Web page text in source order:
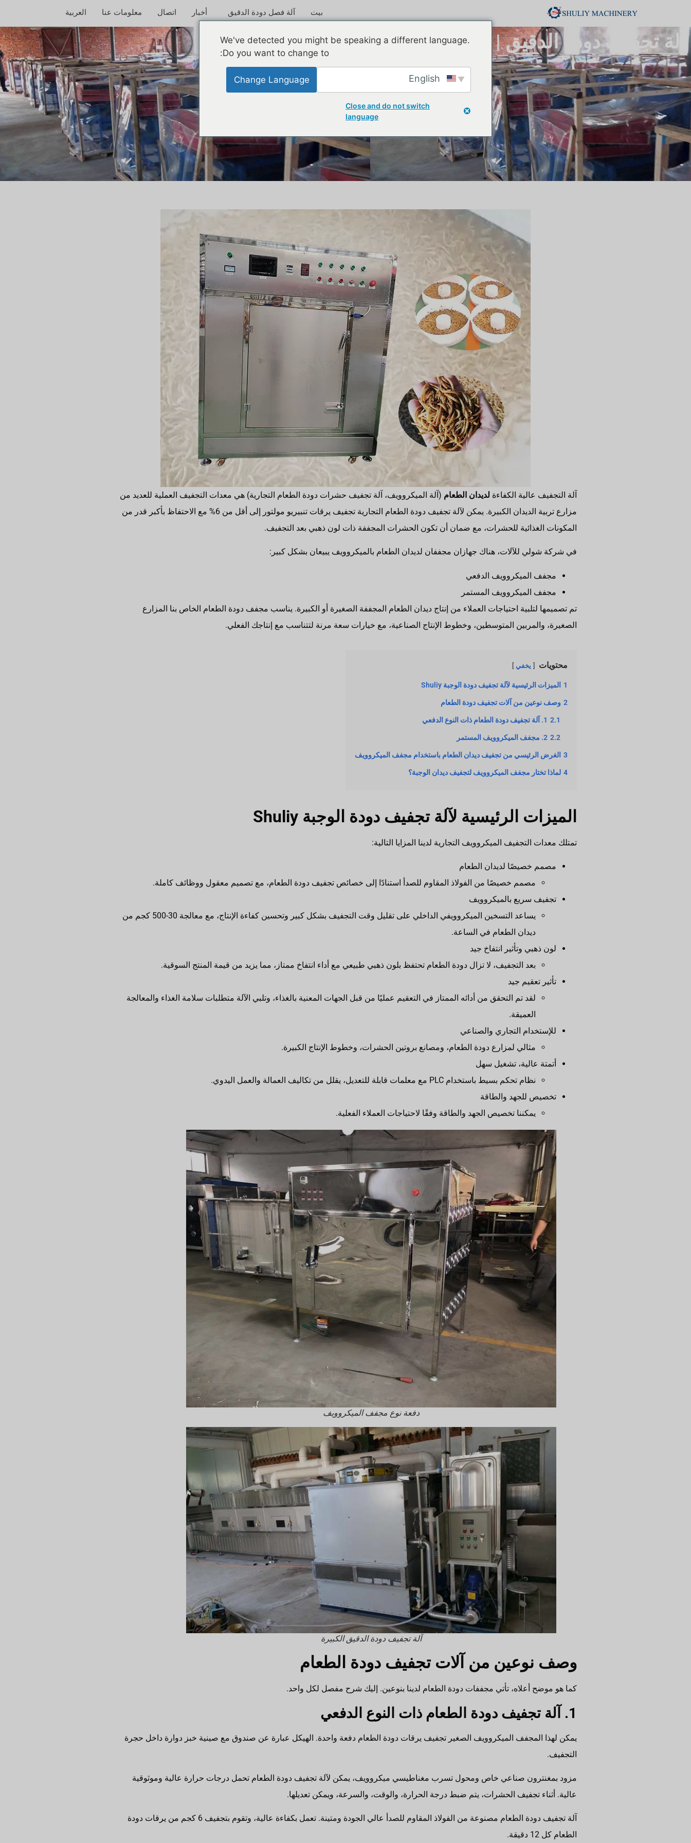
بيت آلة فصل دودة الدقيق أخبار اتصال معلومات عنا العربية
آلة تجفيف دودة الدقيق | مجفف الميكروويف
آلة التجفيف عالية الكفاءة لديدان الطعام (آلة الميكروويف، آلة تجفيف حشرات دودة الطعام التجارية) هي معدات التجفيف العملية للعديد من
مزارع تربية الديدان الكبيرة. يمكن لآلة تجفيف دودة الطعام التجارية تجفيف يرقات تنبيريو مولتور إلى أقل من 6% مع الاحتفاظ بأكبر قدر من
المكونات الغذائية للحشرات، مع ضمان أن تكون الحشرات المجففة ذات لون ذهبي بعد التجفيف.
في شركة شولي للآلات، هناك جهازان مجففان لديدان الطعام بالميكروويف يبيعان بشكل كبير:
مجفف الميكروويف الدفعي
مجفف الميكروويف المستمر
تم تصميمها لتلبية احتياجات العملاء من إنتاج ديدان الطعام المجففة الصغيرة أو الكبيرة. يناسب مجفف دودة الطعام الخاص بنا المزارع
الصغيرة، والمربين المتوسطين، وخطوط الإنتاج الصناعية، مع خيارات سعة مرنة لتتناسب مع إنتاجك الفعلي.
محتويات يخفي
1 الميزات الرئيسية لآلة تجفيف دودة الوجبة Shuliy
2 وصف نوعين من آلات تجفيف دودة الطعام
2.1 1. آلة تجفيف دودة الطعام ذات النوع الدفعي
2.2 2. مجفف الميكروويف المستمر
3 الغرض الرئيسي من تجفيف ديدان الطعام باستخدام مجفف الميكروويف
4 لماذا تختار مجفف الميكروويف لتجفيف ديدان الوجبة؟
الميزات الرئيسية لآلة تجفيف دودة الوجبة Shuliy
تمتلك معدات التجفيف الميكروويف التجارية لدينا المزايا التالية:
مصمم خصيصًا لديدان الطعام
مصمم خصيصًا من الفولاذ المقاوم للصدأ استنادًا إلى خصائص تجفيف دودة الطعام، مع تصميم معقول ووظائف كاملة.
تجفيف سريع بالميكروويف
يساعد التسخين الميكروويفي الداخلي على تقليل وقت التجفيف بشكل كبير وتحسين كفاءة الإنتاج، مع معالجة 30-500 كجم من
ديدان الطعام في الساعة.
لون ذهبي وتأثير انتفاخ جيد
بعد التجفيف، لا تزال دودة الطعام تحتفظ بلون ذهبي طبيعي مع أداء انتفاخ ممتاز، مما يزيد من قيمة المنتج السوقية.
تأثير تعقيم جيد
لقد تم التحقق من أدائه الممتاز في التعقيم عمليًا من قبل الجهات المعنية بالغذاء، وتلبي الآلة متطلبات سلامة الغذاء والمعالجة
العميقة.
للإستخدام التجاري والصناعي
مثالي لمزارع دودة الطعام، ومصانع بروتين الحشرات، وخطوط الإنتاج الكبيرة.
أتمتة عالية، تشغيل سهل
نظام تحكم بسيط باستخدام PLC مع معلمات قابلة للتعديل، يقلل من تكاليف العمالة والعمل اليدوي.
تخصيص للجهد والطاقة
يمكننا تخصيص الجهد والطاقة وفقًا لاحتياجات العملاء الفعلية.
دفعة نوع مجفف الميكروويف
آلة تجفيف دودة الدقيق الكبيرة
وصف نوعين من آلات تجفيف دودة الطعام
كما هو موضح أعلاه، تأتي مجففات دودة الطعام لدينا بنوعين. إليك شرح مفصل لكل واحد.
1. آلة تجفيف دودة الطعام ذات النوع الدفعي
يمكن لهذا المجفف الميكروويف الصغير تجفيف يرقات دودة الطعام دفعة واحدة. الهيكل عبارة عن صندوق مع صينية خبز دوارة داخل حجرة
التجفيف.
مزود بمغنترون صناعي خاص ومحول تسرب مغناطيسي ميكروويف، يمكن لآلة تجفيف دودة الطعام تحمل درجات حرارة عالية وموثوقية
عالية. أثناء تجفيف الحشرات، يتم ضبط درجة الحرارة، والوقت، والسرعة، ويمكن تعديلها.
آلة تجفيف دودة الطعام مصنوعة من الفولاذ المقاوم للصدأ عالي الجودة ومتينة. تعمل بكفاءة عالية، وتقوم بتجفيف 6 كجم من يرقات دودة
الطعام كل 12 دقيقة.
We've detected you might be speaking a different language.
Do you want to change to:
Change Language
Close and do not switch
language